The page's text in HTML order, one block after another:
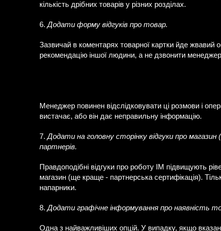
кількість дрібних товарів у різних розділах.
6.Додати форму відгуків про товар.
Зазвичай в коментарях товарної картки йде
рекомендацію іншої людини, а не дзвонити
Менеджер повинен відслідковувати ці розмови і
вистачає, або він дає неправильну інформацію.
7.Додати на головну сторінку відгуки про магазин
партнерів.
Правдоподібні відгуки про роботу ІМ підвищують
магазин (ще краще - партнерська сертифікація).
напарники.
8.Додати графічне інформування про наявність
Одна з найважливіших опцій. У випадку, якщо